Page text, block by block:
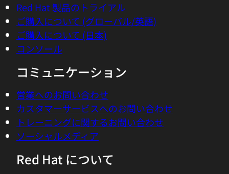
Red Hat 製品のトライアル
ご購入について (グローバル/英語)
ご購入について (日本)
コンソール
コミュニケーション
営業へのお問い合わせ
カスタマーサービスへのお問い合わせ
トレーニングに関するお問い合わせ
ソーシャルメディア
Red Hat について